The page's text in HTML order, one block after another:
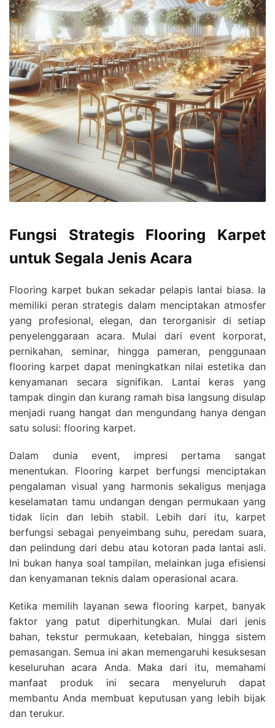
Fungsi Strategis Flooring Karpet
untuk Segala Jenis Acara
Flooring karpet bukan sekadar pelapis lantai biasa. Ia
memiliki peran strategis dalam menciptakan atmosfer
yang profesional, elegan, dan terorganisir di setiap
penyelenggaraan acara. Mulai dari event korporat,
pernikahan, seminar, hingga pameran, penggunaan
flooring karpet dapat meningkatkan nilai estetika dan
kenyamanan secara signifikan. Lantai keras yang
tampak dingin dan kurang ramah bisa langsung disulap
menjadi ruang hangat dan mengundang hanya dengan
satu solusi: flooring karpet.
Dalam dunia event, impresi pertama sangat
menentukan. Flooring karpet berfungsi menciptakan
pengalaman visual yang harmonis sekaligus menjaga
keselamatan tamu undangan dengan permukaan yang
tidak licin dan lebih stabil. Lebih dari itu, karpet
berfungsi sebagai penyeimbang suhu, peredam suara,
dan pelindung dari debu atau kotoran pada lantai asli.
Ini bukan hanya soal tampilan, melainkan juga efisiensi
dan kenyamanan teknis dalam operasional acara.
Ketika memilih layanan sewa flooring karpet, banyak
faktor yang patut diperhitungkan. Mulai dari jenis
bahan, tekstur permukaan, ketebalan, hingga sistem
pemasangan. Semua ini akan memengaruhi kesuksesan
keseluruhan acara Anda. Maka dari itu, memahami
manfaat produk ini secara menyeluruh dapat
membantu Anda membuat keputusan yang lebih bijak
dan terukur.